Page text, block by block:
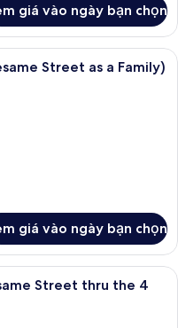
giá vào ngày bạn chọn
không hút thuốc (Enjoy
Street as a Family)
giá vào ngày bạn chọn
không hút thuốc (Feel
Street thru the 4